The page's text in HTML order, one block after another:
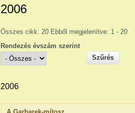
2006
Összes cikk: 20 Ebből megjelenítve: 1 - 20
Rendezés évszám szerint
2006